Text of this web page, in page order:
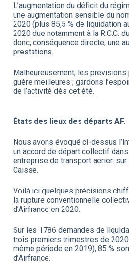
L’augmentation du déficit du
une augmentation sensible du
2020 (plus 85,5 % de liquidation
2020 due notamment à la R.C.C.
donc, conséquence directe, une
prestations.
Malheureusement, les prévisions
guère meilleures ; gardons
de l’activité dès cet été.
États des lieux des départs AF.
Nous avons évoqué ci-dessus
un accord de départ collectif
entreprise de transport aérien
Caisse.
Voilà ici quelques précisions
la rupture conventionnelle
d’Airfrance en 2020.
Sur les 1786 demandes de
trois premiers trimestres de
même période en 2019), 85 %
d’Airfrance.